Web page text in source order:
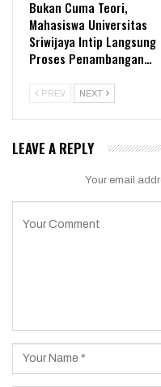
Bukan Cuma Teori,
Mahasiswa Universitas
Sriwijaya Intip Langsung
Proses Penambangan…
PREV NEXT
LEAVE A REPLY
Your email